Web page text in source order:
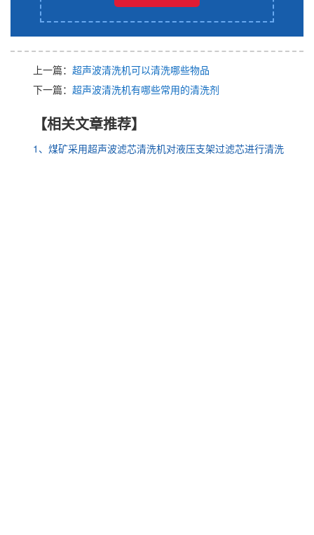
上一篇： 超声波清洗机可以清洗哪些物品
下一篇： 超声波清洗机有哪些常用的清洗剂
【相关文章推荐】
1、煤矿采用超声波滤芯清洗机对液压支架过滤芯进行清洗